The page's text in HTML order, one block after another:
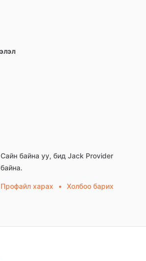
Сайн байна уу, бид Jack Provider
байна.
Профайл харах • Холбоо барих